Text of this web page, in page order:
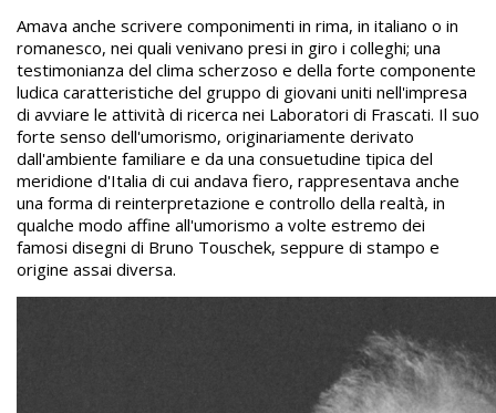
Amava anche scrivere componimenti in rima, in italiano o in
romanesco, nei quali venivano presi in giro i colleghi; una
testimonianza del clima scherzoso e della forte componente
ludica caratteristiche del gruppo di giovani uniti nell'impresa
di avviare le attività di ricerca nei Laboratori di Frascati. Il suo
forte senso dell'umorismo, originariamente derivato
dall'ambiente familiare e da una consuetudine tipica del
meridione d'Italia di cui andava fiero, rappresentava anche
una forma di reinterpretazione e controllo della realtà, in
qualche modo affine all'umorismo a volte estremo dei
famosi disegni di Bruno Touschek, seppure di stampo e
origine assai diversa.